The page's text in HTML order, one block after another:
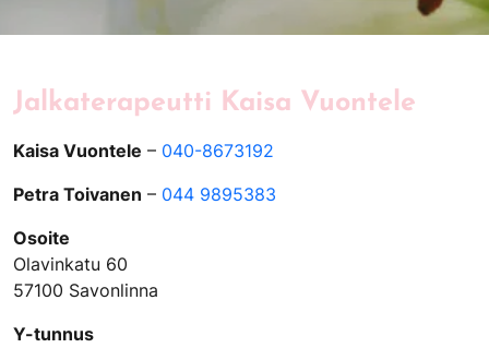
Jalkaterapeutti Kaisa Vuontele
Kaisa Vuontele – 040-8673192
Petra Toivanen – 044 9895383
Osoite
Olavinkatu 60
57100 Savonlinna
Y-tunnus